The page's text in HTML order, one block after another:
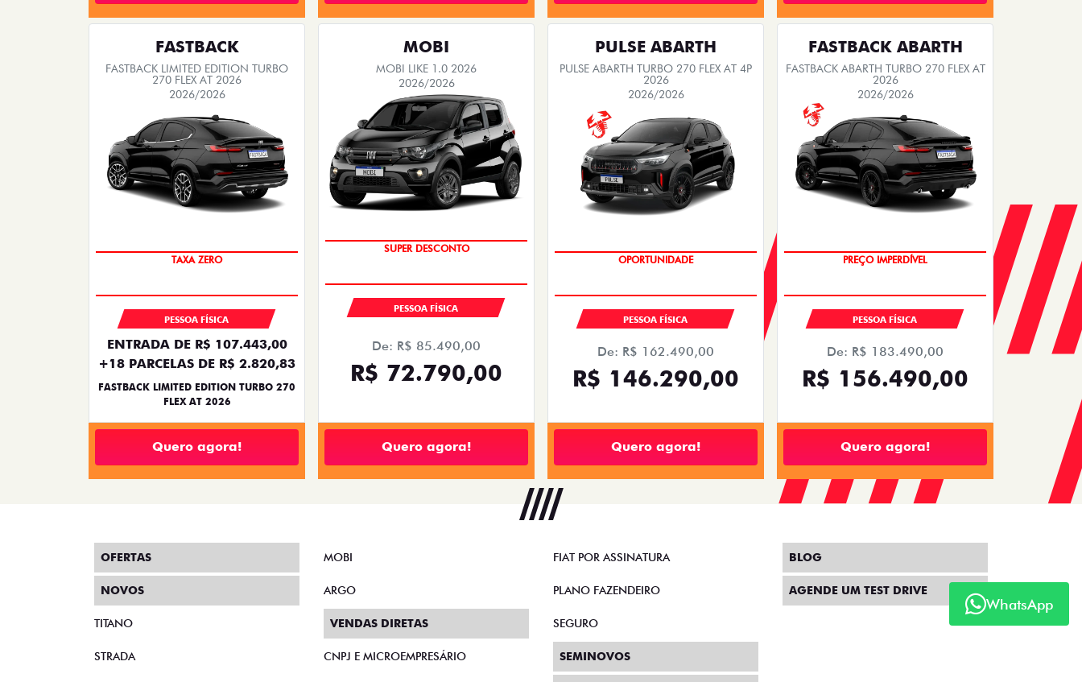
FASTBACK
FASTBACK LIMITED EDITION TURBO
270 FLEX AT 2026
2026/2026
PREÇO IMPERDÍVEL
PESSOA FÍSICA
ENTRADA DE R$ 107.443,00
+18 PARCELAS DE R$ 2.820,83
FASTBACK LIMITED EDITION TURBO 270
FLEX AT 2026
Quero agora!
MOBI
MOBI LIKE 1.0 2026
2026/2026
TAXA ZERO
PESSOA FÍSICA
De: R$ 85.490,00
R$ 72.790,00
Quero agora!
PULSE ABARTH
PULSE ABARTH TURBO 270 FLEX AT 4P
2026
2026/2026
SAIA DE FIAT 0KM
PESSOA FÍSICA
De: R$ 162.490,00
R$ 146.290,00
Quero agora!
FASTBACK ABARTH
FASTBACK ABARTH TURBO 270 FLEX AT
2026
2026/2026
SAIA DE FIAT 0KM
PESSOA FÍSICA
De: R$ 183.490,00
R$ 156.490,00
Quero agora!
WhatsApp
OFERTAS
NOVOS
TITANO
STRADA
MOBI
ARGO
VENDAS DIRETAS
CNPJ E MICROEMPRESÁRIO
FIAT POR ASSINATURA
PLANO FAZENDEIRO
SEGURO
SEMINOVOS
BLOG
AGENDE UM TEST DRIVE